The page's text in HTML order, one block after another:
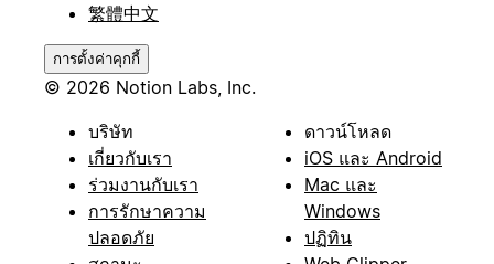
繁體中文
การตั้งค่าคุกกี้
© 2026 Notion Labs, Inc.
บริษัท
เกี่ยวกับเรา
ร่วมงานกับเรา
การรักษาความ
ปลอดภัย
ดาวน์โหลด
iOS และ Android
Mac และ
Windows
ปฏิทิน